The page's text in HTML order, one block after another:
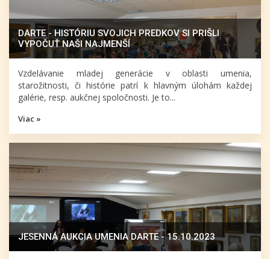
DARTE - HISTÓRIU SVOJICH PREDKOV SI PRIŠLI
VYPOČUŤ NAŠI NAJMENŠÍ
Vzdelávanie mladej generácie v oblasti umenia,
starožitnosti, či histórie patrí k hlavným úlohám každej
galérie, resp. aukčnej spoločnosti. Je to...
Viac »
JESENNÁ AUKCIA UMENIA DARTE - 15.10.2023